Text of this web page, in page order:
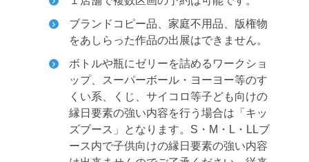
ブランドコピー品、家庭不用品、版権物
をあしらった作品の出展はできません。
ボトルや瓶にゼリーを詰めるワークショ
ップ、スーパーボール・ヨーヨー等のす
くい系、くじ、サイコロ等子ども向けの
縁日要素の強い内容を行う場合は「キッ
ズブース」となります。S・M・L・LLブ
ース内で子供向けの縁日要素の強い内容